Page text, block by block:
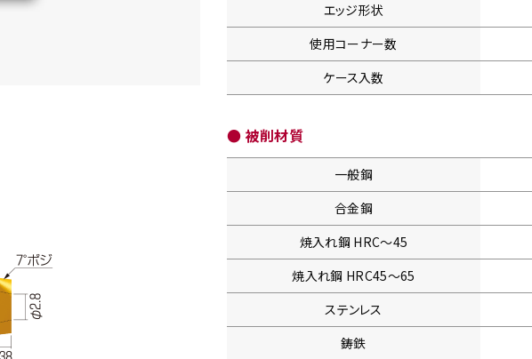
エッジ形状
使用コーナー数
ケース入数
● 被削材質
一般鋼
合金鋼
焼入れ鋼 HRC〜45
焼入れ鋼 HRC45〜65
ステンレス
鋳鉄